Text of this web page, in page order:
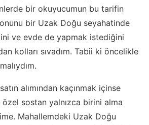
bir okuyucumun bu tarifin
bir Uzak Doğu seyahatinde
ve evde de yapmak istediğini
kolları sıvadım. Tabii ki öncelikle
alımından kaçınmak içinse
sostan yalnızca birini alma
Mahallemdeki Uzak Doğu